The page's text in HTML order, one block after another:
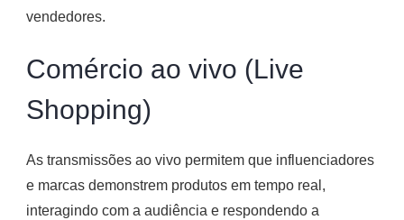
vendedores.​
Comércio ao vivo (Live
Shopping)
As transmissões ao vivo permitem que influenciadores
e marcas demonstrem produtos em tempo real,
interagindo com a audiência e respondendo a